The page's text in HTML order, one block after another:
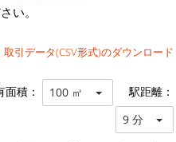
い。
取引データ(CSV形式)のダウンロード
面積： 100 ㎡ 駅距離：
9 分